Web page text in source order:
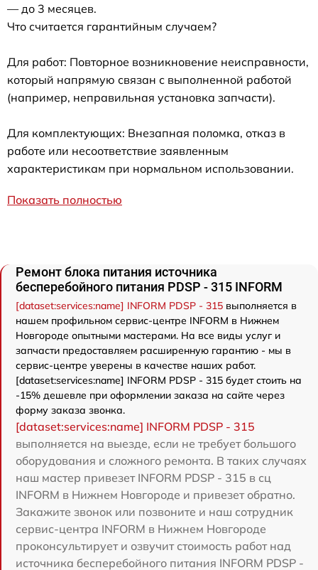
— до 3 месяцев.
Что считается гарантийным случаем?
Для работ: Повторное возникновение неисправности,
который напрямую связан с выполненной работой
(например, неправильная установка запчасти).
Для комплектующих: Внезапная поломка, отказ в
работе или несоответствие заявленным
характеристикам при нормальном использовании.
Показать полностью
Ремонт блока питания источника
бесперебойного питания PDSP - 315 INFORM
[dataset:services:name] INFORM PDSP - 315 выполняется в
нашем профильном сервис-центре INFORM в Нижнем
Новгороде опытными мастерами. На все виды услуг и
запчасти предоставляем расширенную гарантию - мы в
сервис-центре уверены в качестве наших работ.
[dataset:services:name] INFORM PDSP - 315 будет стоить на
-15% дешевле при оформлении заказа на сайте через
форму заказа звонка.
[dataset:services:name] INFORM PDSP - 315
выполняется на выезде, если не требует большого
оборудования и сложного ремонта. В таких случаях
наш мастер привезет INFORM PDSP - 315 в сц
INFORM в Нижнем Новгороде и привезет обратно.
Закажите звонок или позвоните и наш сотрудник
сервис-центра INFORM в Нижнем Новгороде
проконсультирует и озвучит стоимость работ над
источника бесперебойного питания INFORM PDSP -